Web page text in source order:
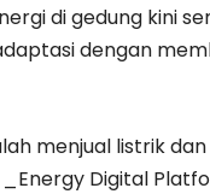
di gedung kini
dengan
menjual listrik
Digital